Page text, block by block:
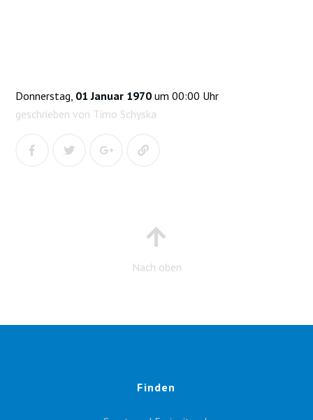
Donnerstag, 01 Januar 1970 um 00:00 Uhr
geschrieben von Timo Schyska
Nach oben
Finden